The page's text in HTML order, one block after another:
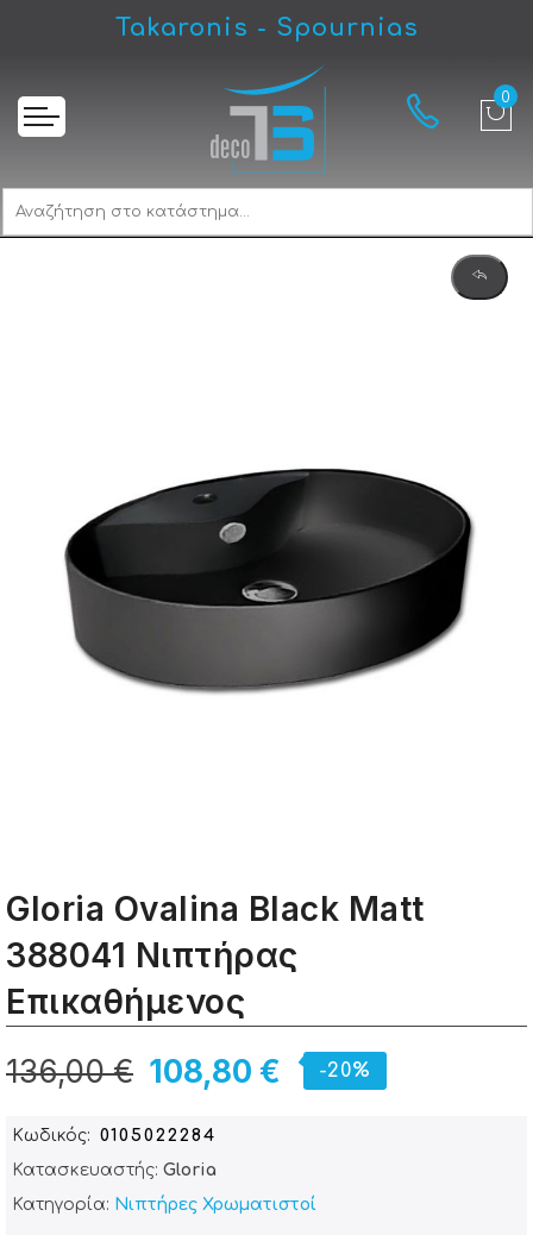
Takaronis - Spournias
Gloria Ovalina Black Matt 388041 Νιπτήρας Eπικαθήμενος
Gloria Ovalina Black Matt
388041 Νιπτήρας
Eπικαθήμενος
108,80 €
136,00 € -20%
Κωδικός
0105022284
Κατασκευαστής: Gloria
Κατηγορία: Νιπτήρες Χρωματιστοί